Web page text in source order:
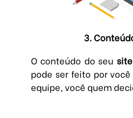
3.
O conteúdo do seu
pode ser feito por
equipe, você quem